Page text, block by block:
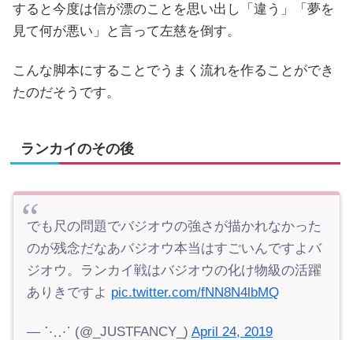
すると今度は信が漂のことを思い出し「違う」「夢を
見て何が悪い」と言って左慈を倒す。
こんな脚本にすることでうまく流れを作ることができ
たのだそうです。
ランカイのその後
でも尺の問題でバジオウの強さが描かれなかった
のが残念だなあバジオウ本当はすごいんですよバ
ジオウ。ランカイ戦はバジオウの化け物級の活躍
ありきですよ pic.twitter.com/fNN8N4lbMQ
— ⋱⋰ (@_JUSTFANCY_) April 24, 2019